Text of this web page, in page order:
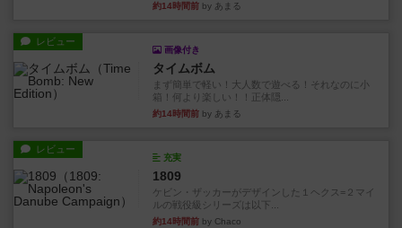
約14時間前 by あまる
レビュー
画像付き
タイムボム
まず簡単で軽い！大人数で遊べる！それなのに小
箱！何より楽しい！！正体隠...
約14時間前 by あまる
レビュー
充実
1809
ケビン・ザッカーがデザインした１ヘクス=２マイ
ルの戦役級シリーズは以下...
約14時間前 by Chaco